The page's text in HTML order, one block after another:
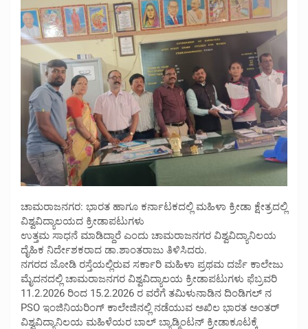
ಚಾಮರಾಜನಗರ: ಭಾರತ ಹಾಗೂ ಕರ್ನಾಟಕದಲ್ಲಿ ಮಹಿಳಾ ಕ್ರೀಡಾ ಕ್ಷೇತ್ರದಲ್ಲಿ
ವಿಶ್ವವಿದ್ಯಾಲಯದ ಕ್ರೀಡಾಪಟುಗಳು
ಉತ್ತಮ ಸಾಧನೆ ಮಾಡಿದ್ದಾರೆ ಎಂದು ಚಾಮರಾಜನಗರ ವಿಶ್ವವಿದ್ಯಾನಿಲಯ
ದೈಹಿಕ ನಿರ್ದೇಶಕರಾದ ಡಾ.ಶಾಂತರಾಜು ತಿಳಿಸಿದರು.
ನಗರದ ಜೋಡಿ ರಸ್ತೆಯಲ್ಲಿರುವ ಸರ್ಕಾರಿ ಮಹಿಳಾ ಪ್ರಥಮ ದರ್ಜೆ ಕಾಲೇಜು
ಮೈದನದಲ್ಲಿ ಚಾಮರಾಜನಗರ ವಿಶ್ವವಿದ್ಯಾಲಯ ಕ್ರೀಡಾಪಟುಗಳು ಫೆಬ್ರವರಿ
11.2.2026 ರಿಂದ 15.2.2026 ರ ವರೆಗೆ ತಮಿಳುನಾಡಿನ ದಿಂಡಿಗಲ್ ನ
PSO ಇಂಜಿನಿಯರಿಂಗ್ ಕಾಲೇಜಿನಲ್ಲಿ ನಡೆಯುವ ಅಖಿಲ ಭಾರತ ಅಂತರ್
ವಿಶ್ವವಿದ್ಯಾನಿಲಯ ಮಹಿಳೆಯರ ಬಾಲ್ ಬ್ಯಾಡ್ಮಿಂಟನ್ ಕ್ರೀಡಾಕೂಟಕ್ಕೆ